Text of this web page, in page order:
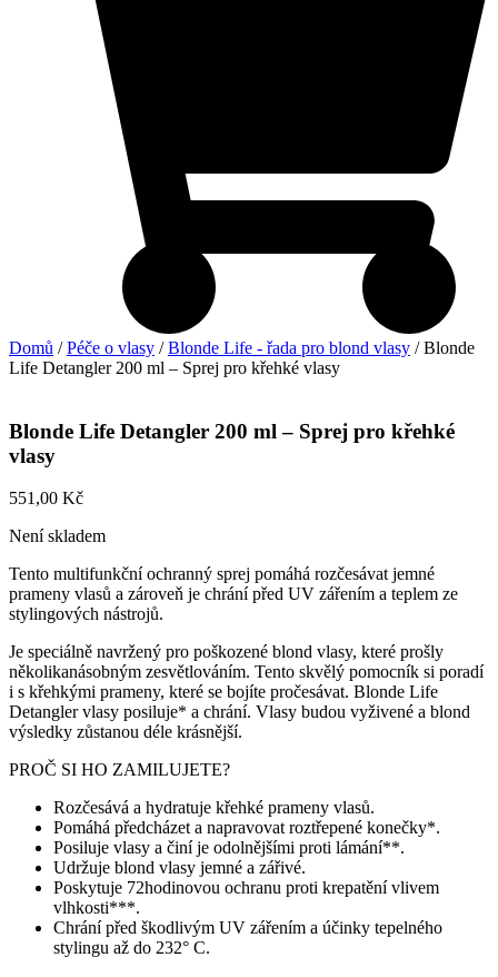
Domů /Péče o vlasy /Blonde Life - řada pro blond vlasy / Blonde
Life Detangler 200 ml – Sprej pro křehké vlasy
Blonde Life Detangler 200 ml – Sprej pro křehké
vlasy
551,00 Kč
Není skladem
Tento multifunkční ochranný sprej pomáhá rozčesávat jemné
prameny vlasů a zároveň je chrání před UV zářením a teplem ze
stylingových nástrojů.
Je speciálně navržený pro poškozené blond vlasy, které prošly
několikanásobným zesvětlováním. Tento skvělý pomocník si poradí
i s křehkými prameny, které se bojíte pročesávat. Blonde Life
Detangler vlasy posiluje* a chrání. Vlasy budou vyživené a blond
výsledky zůstanou déle krásnější.
PROČ SI HO ZAMILUJETE?
Rozčesává a hydratuje křehké prameny vlasů.
Pomáhá předcházet a napravovat roztřepené konečky*.
Posiluje vlasy a činí je odolnějšími proti lámání**.
Udržuje blond vlasy jemné a zářivé.
Poskytuje 72hodinovou ochranu proti krepatění vlivem
vlhkosti***.
Chrání před škodlivým UV zářením a účinky tepelného
stylingu až do 232° C.